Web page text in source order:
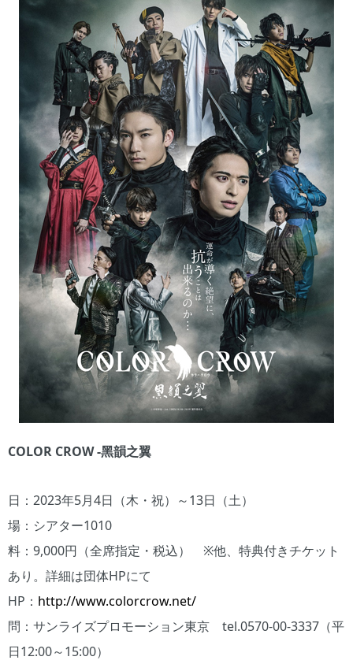
COLOR CROW -黑韻之翼
日：2023年5月4日（木・祝）～13日（土）
場：シアター1010
料：9,000円（全席指定・税込） ※他、特典付きチケット
あり。詳細は団体HPにて
HP： http://www.colorcrow.net/
問：サンライズプロモーション東京 tel.0570-00-3337（平
日12:00～15:00）